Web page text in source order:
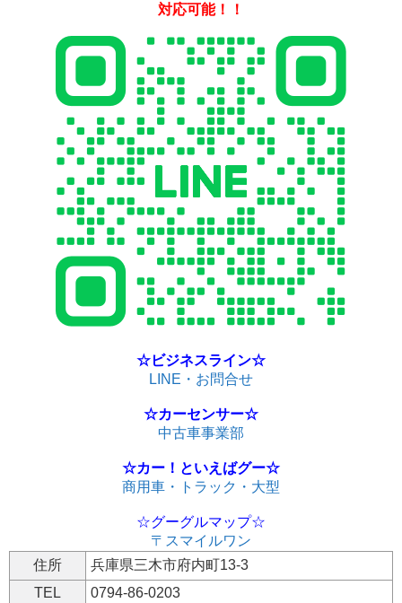
対応可能！！
☆ビジネスライン☆
LINE・お問合せ
☆カーセンサー☆
中古車事業部
☆カー！といえばグー☆
商用車・トラック・大型
☆グーグルマップ☆
〒スマイルワン
住所
兵庫県三木市府内町13-3
TEL
0794-86-0203